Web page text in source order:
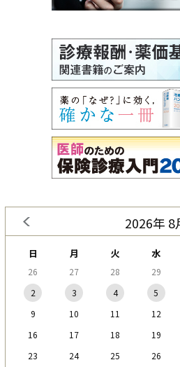
2026年 8
日 月 火 水
26 27 28 29
2
3 4 5
9
10 11 12
16
17 18 19
23
24 25 26